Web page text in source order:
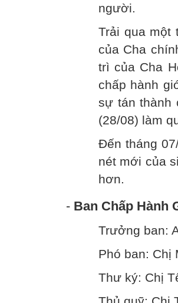
người.
Trải qua một
của Cha
trì của Cha
chấp hành
sự tán thành
(28/08) làm
Đến tháng
nét mới của
hơn.
- Ban Chấp Hành
Trưởng ban:
Phó ban: Chị
Thư ký: Chị